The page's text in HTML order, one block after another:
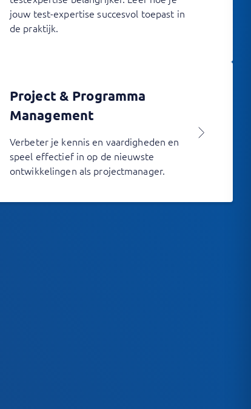
jouw test-expertise succesvol toepast in
de praktijk.
Project & Programma
Management
Verbeter je kennis en vaardigheden en
speel effectief in op de nieuwste
ontwikkelingen als projectmanager.